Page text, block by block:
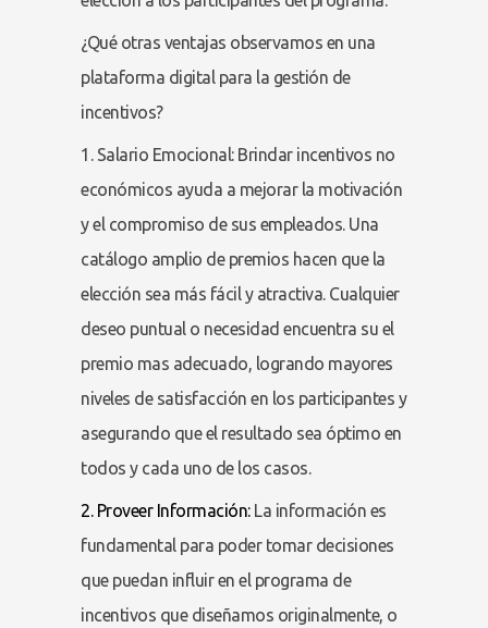
¿Qué otras ventajas observamos en una
plataforma digital para la gestión de
incentivos?
1. Salario Emocional: Brindar incentivos no
económicos ayuda a mejorar la motivación
y el compromiso de sus empleados. Una
catálogo amplio de premios hacen que la
elección sea más fácil y atractiva. Cualquier
deseo puntual o necesidad encuentra su el
premio mas adecuado, logrando mayores
niveles de satisfacción en los participantes y
asegurando que el resultado sea óptimo en
todos y cada uno de los casos.
2. Proveer Información:La información es
fundamental para poder tomar decisiones
que puedan influir en el programa de
incentivos que diseñamos originalmente, o